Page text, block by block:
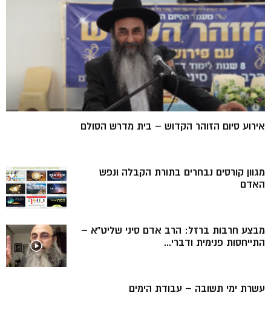
אירוע סיום הזוהר הקדוש – בית מדרש הסולם
מגוון קורסים נבחרים בתורת הקבלה ונפש
האדם
מבצע חרבות ברזל: הרב אדם סיני שליט”א –
התייחסות פנימית ודברי...
עשרת ימי תשובה – עבודת הימים